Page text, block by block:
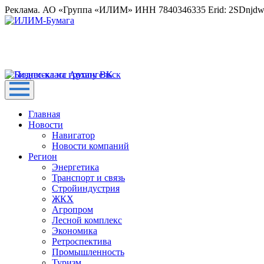
Реклама. АО «Группа «ИЛИМ» ИНН 7840346335 Erid:
Главная
Новости
Навигатор
Новости компаний
Регион
Энергетика
Транспорт и связь
Стройиндустрия
ЖКХ
Агропром
Лесной комплекс
Экономика
Ретроспектива
Промышленность